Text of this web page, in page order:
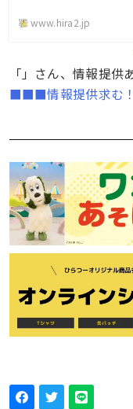
www.hira2.jp
「」さん、情報提供
■■■情報提供求